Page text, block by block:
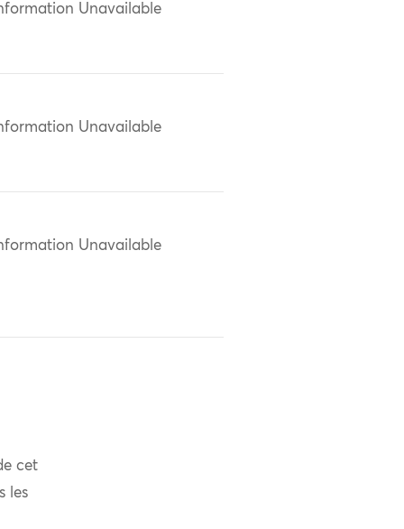
Unavailable
Unavailable
Unavailable
cet
les